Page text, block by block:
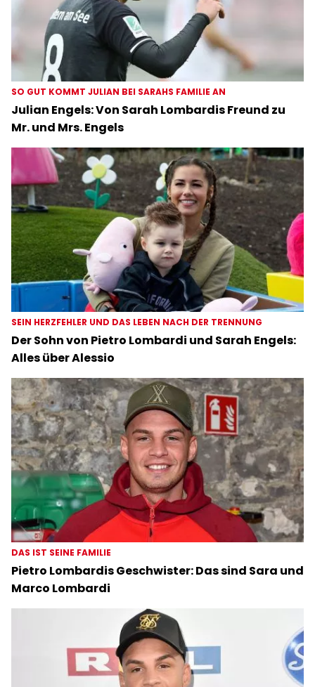
SO GUT KOMMT JULIAN BEI SARAHS FAMILIE AN
Julian Engels: Von Sarah Lombardis Freund zu
Mr. und Mrs. Engels
SEIN HERZFEHLER UND DAS LEBEN NACH DER TRENNUNG
Der Sohn von Pietro Lombardi und Sarah Engels:
Alles über Alessio
DAS IST SEINE FAMILIE
Pietro Lombardis Geschwister: Das sind Sara und
Marco Lombardi